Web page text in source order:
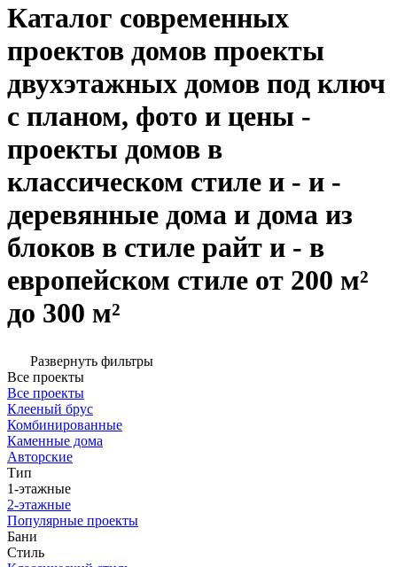
Каталог современных
проектов домов проекты
двухэтажных домов под ключ
с планом, фото и цены -
проекты домов в
классическом стиле и - и -
деревянные дома и дома из
блоков в стиле райт и - в
европейском стиле от 200 м²
до 300 м²
Развернуть фильтры
Все проекты
Все проекты
Клееный брус
Комбинированные
Каменные дома
Авторские
Тип
1-этажные
2-этажные
Популярные проекты
Бани
Стиль